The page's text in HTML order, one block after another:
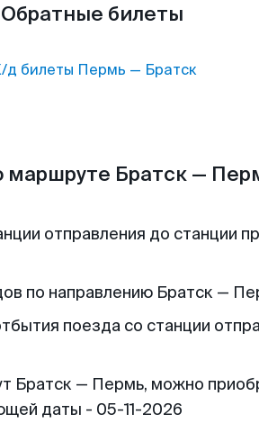
Обратные билеты
билеты Пермь — Братск
маршруте Братск —
отправления до станции
по направлению Братск —
поезда со станции
Братск — Пермь, можно
даты - 05-11-2026